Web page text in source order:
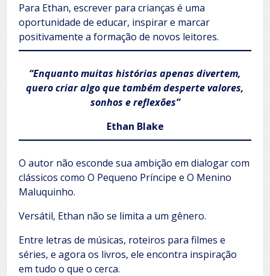
Para Ethan, escrever para crianças é uma
oportunidade de educar, inspirar e marcar
positivamente a formação de novos leitores.
“Enquanto muitas histórias apenas divertem,
quero criar algo que também desperte valores,
sonhos e reflexões”
Ethan Blake
O autor não esconde sua ambição em dialogar com
clássicos como O Pequeno Príncipe e O Menino
Maluquinho.
Versátil, Ethan não se limita a um gênero.
Entre letras de músicas, roteiros para filmes e
séries, e agora os livros, ele encontra inspiração
em tudo o que o cerca.